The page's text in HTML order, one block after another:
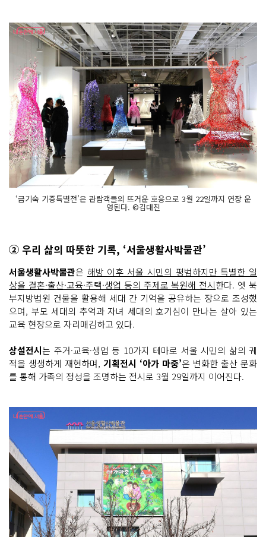
‘금기숙 기증특별전’은 관람객들의 뜨거운 호응으로 3월 22일까지 연장 운
영된다. ©김대진
② 우리 삶의 따뜻한 기록, ‘서울생활사박물관’
서울생활사박물관은 해방 이후 서울 시민의 평범하지만 특별한 일
상을 결혼·출산·교육·주택·생업 등의 주제로 복원해 전시한다. 옛 북
부지방법원 건물을 활용해 세대 간 기억을 공유하는 장으로 조성했
으며, 부모 세대의 추억과 자녀 세대의 호기심이 만나는 살아 있는
교육 현장으로 자리매김하고 있다.
상설전시는 주거·교육·생업 등 10가지 테마로 서울 시민의 삶의 궤
적을 생생하게 재현하며, 기획전시 ‘아가 마중’은 변화한 출산 문화
를 통해 가족의 정성을 조명하는 전시로 3월 29일까지 이어진다.